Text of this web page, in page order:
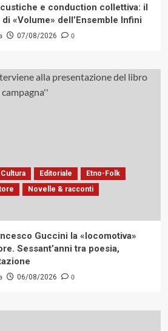
e conduction collettiva: il
«Volume» dell’Ensemble Infini
07/08/2026 0
Cultura Editoriale
Etno-Folk
Novelle & racconti
Guccini la «locomotiva»
Sessant’anni tra poesia,
06/08/2026 0